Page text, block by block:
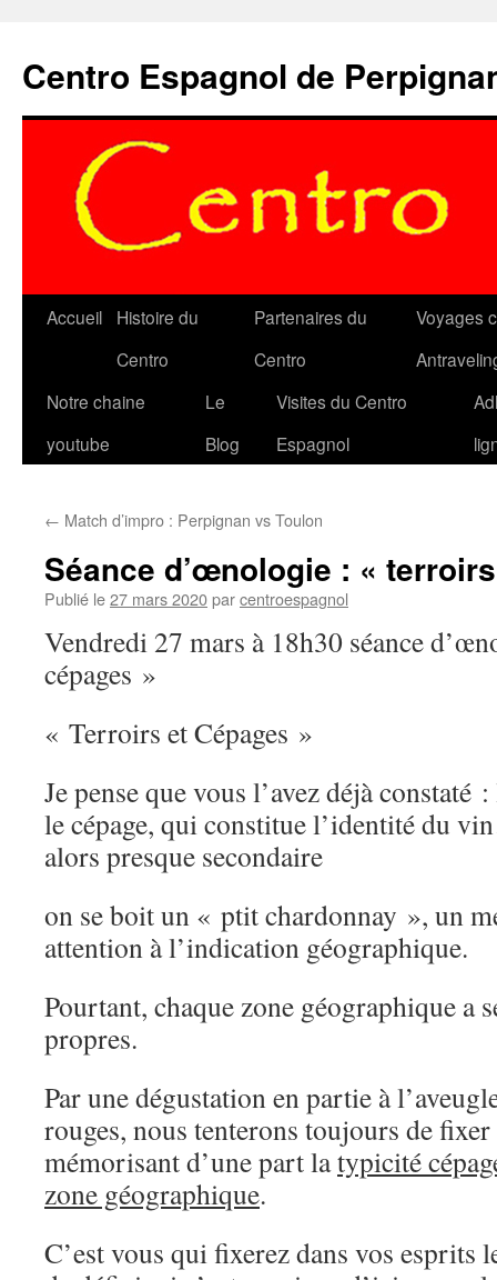
contenu
Centro Espagnol de
Accueil
Histoire du
Centro
Partenaires du
Centro
Voyages
Notre chaine
youtube
Le
Blog
Visites du Centro
Espagnol
← Match d’impro : Perpignan vs Toulon
Séance d’œnologie : «
Publié le27 mars 2020parcentroespagnol
Vendredi 27 mars à 18h30 séance
cépages »
« Terroirs et Cépages »
Je pense que vous l’avez déjà constaté
le cépage, qui constitue l’identité du
alors presque secondaire
on se boit un « ptit chardonnay », un
attention à l’indication géographique.
Pourtant, chaque zone géographique a
propres.
Par une dégustation en partie à
rouges, nous tenterons toujours de fixer
mémorisant d’une part latypicité
zone géographique.
C’est vous qui fixerez dans vos esprits